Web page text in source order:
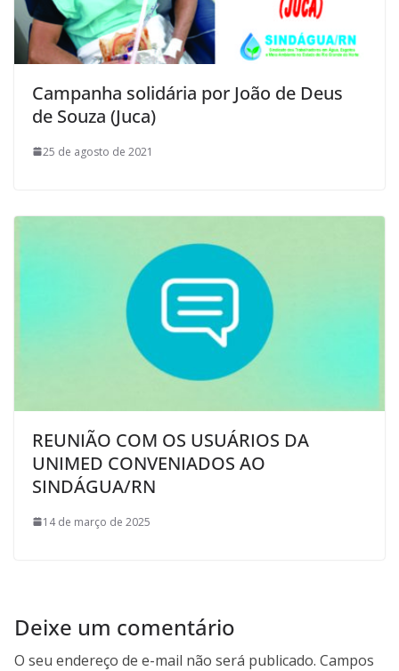
Campanha solidária por João de Deus
de Souza (Juca)
25 de agosto de 2021
REUNIÃO COM OS USUÁRIOS DA
UNIMED CONVENIADOS AO
SINDÁGUA/RN
14 de março de 2025
Deixe um comentário
O seu endereço de e-mail não será publicado. Campos